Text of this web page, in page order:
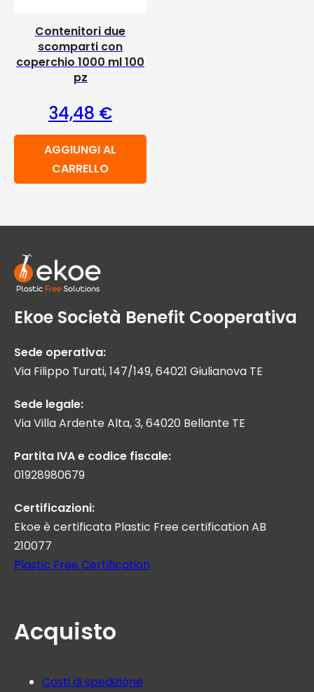
Contenitori due
scomparti con
coperchio 1000 ml 100
pz
34,48 €
AGGIUNGI AL
CARRELLO
Ekoe Società Benefit Cooperativa
Sede operativa:
Via Filippo Turati, 147/149, 64021 Giulianova TE
Sede legale:
Via Villa Ardente Alta, 3, 64020 Bellante TE
Partita IVA e codice fiscale:
01928980679
Certificazioni:
Ekoe è certificata Plastic Free certification AB
210077
Plastic Free Certification
Acquisto
Costi di spedizione